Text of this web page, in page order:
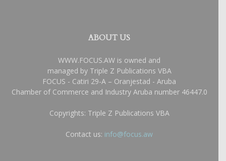
ABOUT US
WWW.FOCUS.AW is owned and
managed by Triple Z Publications VBA
FOCUS - Catiri 29-A – Oranjestad - Aruba
Chamber of Commerce and Industry Aruba number 46447.0
Copyrights: Triple Z Publications VBA
Contact us: info@focus.aw